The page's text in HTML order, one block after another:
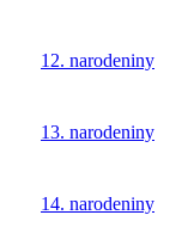
12. narodeniny
13. narodeniny
14. narodeniny